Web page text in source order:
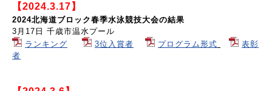
【2024.3.17】
2024北海道ブロック春季水泳競技大会の結果
3月17日 千歳市温水プール
ランキング
3位入賞者 プログラム形式
表彰
者